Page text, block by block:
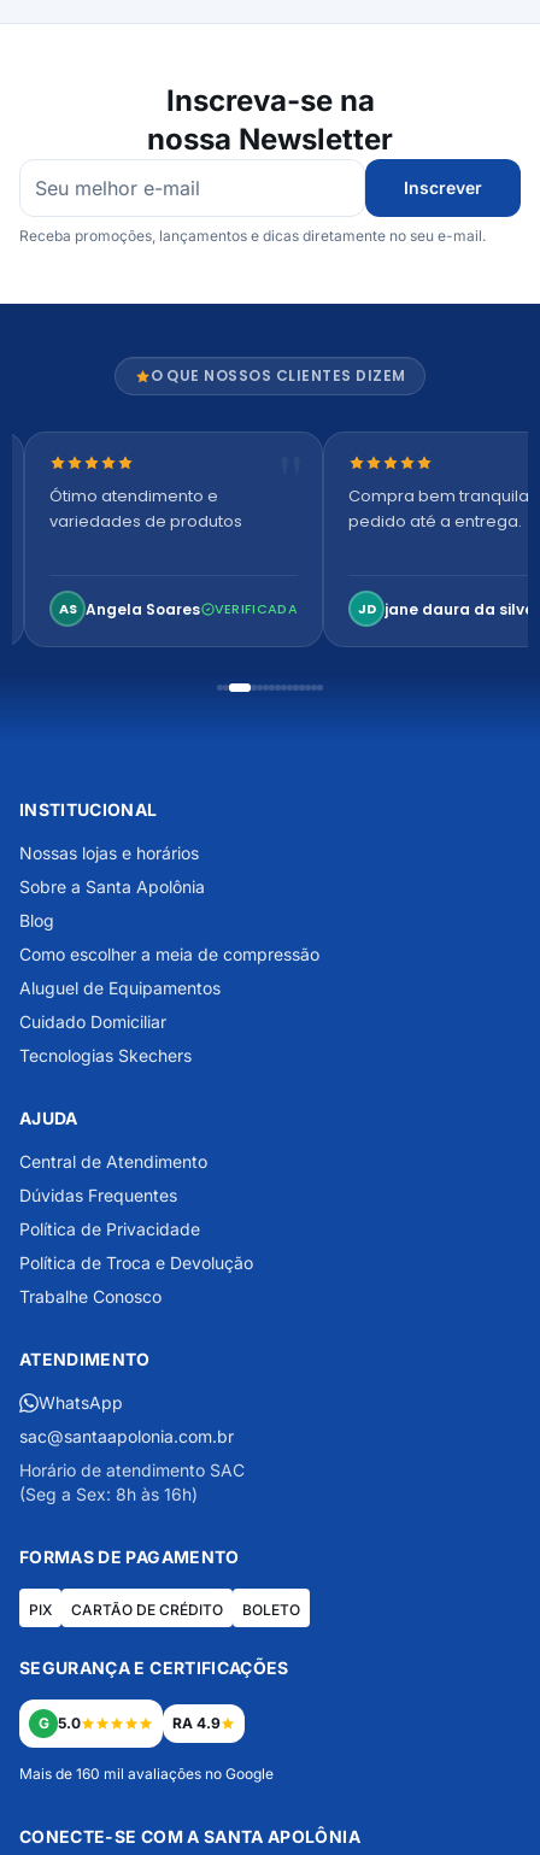
Inscreva-se na
nossa Newsletter
Inscrever
Receba promoções, lançamentos e dicas diretamente no seu e-mail.
O QUE NOSSOS CLIENTES DIZEM
Nota 5 de 5 estrelas
Ótimo atendimento e
variedades de produtos
AS Angela Soares VERIFICADA
Nota 5 de 5 estrelas
Compra bem tranquila,
pedido até a entrega.
JD jane daura da
INSTITUCIONAL
Nossas lojas e horários
Sobre a Santa Apolônia
Blog
Como escolher a meia de compressão
Aluguel de Equipamentos
Cuidado Domiciliar
Tecnologias Skechers
AJUDA
Central de Atendimento
Dúvidas Frequentes
Política de Privacidade
Política de Troca e Devolução
Trabalhe Conosco
ATENDIMENTO
WhatsApp
sac@santaapolonia.com.br
Horário de atendimento SAC
(Seg a Sex: 8h às 16h)
FORMAS DE PAGAMENTO
PIX CARTÃO DE CRÉDITO BOLETO
SEGURANÇA E CERTIFICAÇÕES
G 5.0 RA 4.9
Mais de 160 mil avaliações no Google
CONECTE-SE COM A SANTA APOLÔNIA